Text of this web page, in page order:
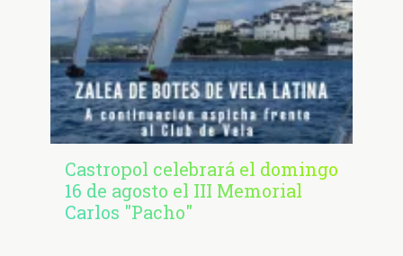
Castropol celebrará el domingo
16 de agosto el III Memorial
Carlos "Pacho"